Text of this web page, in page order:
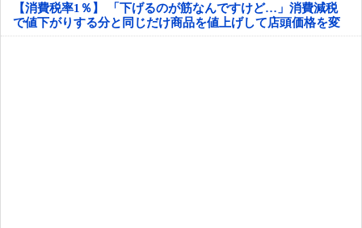
【消費税率1％】 「下げるのが筋なんですけど…」消費減税
で値下がりする分と同じだけ商品を値上げして店頭価格を変
えない店も